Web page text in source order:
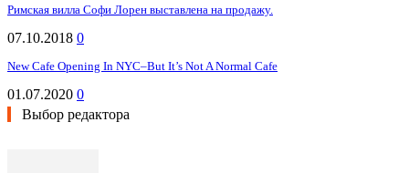
Римская вилла Софи Лорен выставлена на продажу.
07.10.2018 0
New Cafe Opening In NYC–But It’s Not A Normal Cafe
01.07.2020 0
Выбор редактора